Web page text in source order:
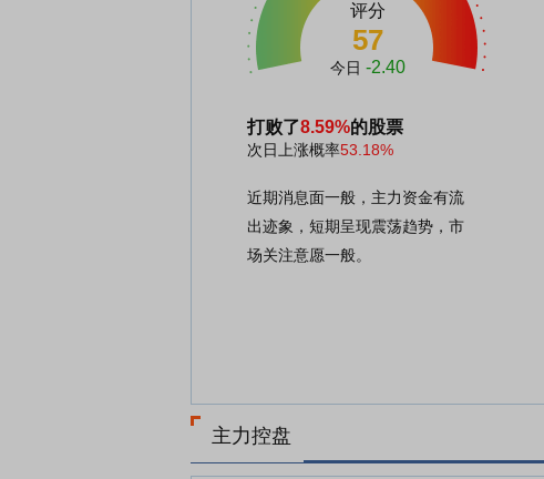
评分
57
今日 -2.40
打败了8.59%的股票
次日上涨概率53.18%
近期消息面一般，主力资金有流
出迹象，短期呈现震荡趋势，市
场关注意愿一般。
主力控盘